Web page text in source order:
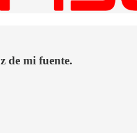
de mi fuente.